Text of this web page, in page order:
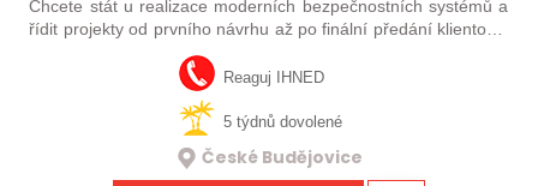
Chcete stát u realizace moderních bezpečnostních systémů a
řídit projekty od prvního návrhu až po finální předání klientovi?
Do našeho týmu hledáme technicky zdatného projektanta,
Reaguj IHNED
5 týdnů dovolené
České Budějovice